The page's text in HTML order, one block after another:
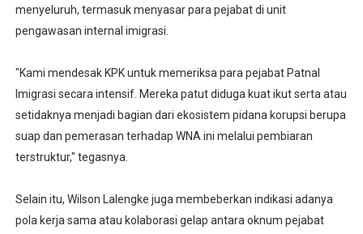
menyeluruh, termasuk menyasar para pejabat di unit
pengawasan internal imigrasi.
"Kami mendesak KPK untuk memeriksa para pejabat Patnal
Imigrasi secara intensif. Mereka patut diduga kuat ikut serta atau
setidaknya menjadi bagian dari ekosistem pidana korupsi berupa
suap dan pemerasan terhadap WNA ini melalui pembiaran
terstruktur," tegasnya.
Selain itu, Wilson Lalengke juga membeberkan indikasi adanya
pola kerja sama atau kolaborasi gelap antara oknum pejabat